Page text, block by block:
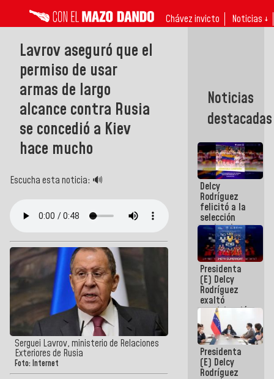
Chávez invicto Noticias ↓
Lavrov aseguró que el
permiso de usar
armas de largo
alcance contra Rusia
se concedió a Kiev
hace mucho
Escucha esta noticia: 🔊
Serguei Lavrov, ministerio de Relaciones
Exteriores de Rusia
Foto: Internet
Noticias
destacadas
Delcy
Rodríguez
felicitó a la
selección
nacional
masculina
de voleibol
campeona
de la Copa
Panamericana
Sub-17
Presidenta
(E) Delcy
Rodríguez
exaltó
participación
de
Venezuela
en Juegos
Centroamericanos
y del Caribe
2026
Presidenta
(E) Delcy
Rodríguez